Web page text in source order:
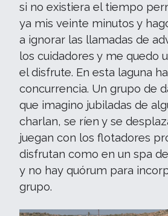
si no existiera el tiempo
ya mis veinte minutos y
a ignorar las llamadas de
los cuidadores y me quedo
el disfrute. En esta laguna
concurrencia. Un grupo de
que imagino jubiladas de
charlan, se ríen y se
juegan con los flotadores
disfrutan como en un spa
y no hay quórum para
grupo.